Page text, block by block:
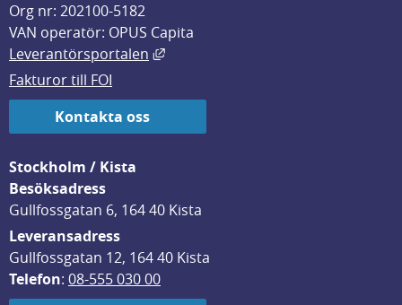
Org nr: 202100-5182
VAN operatör: OPUS Capita
Leverantörsportalen
Länk till annan webbplats, öppnas
Fakturor till FOI
Kontakta oss
Stockholm / Kista
Besöksadress
Gullfossgatan 6, 164 40 Kista
Leveransadress
Gullfossgatan 12, 164 40 Kista
Telefon: 08-555 030 00